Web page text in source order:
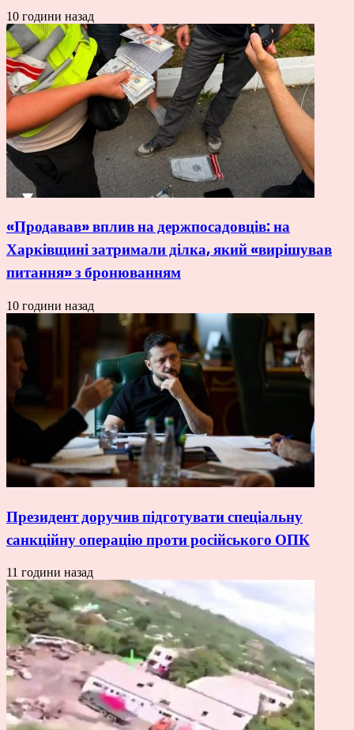
10 години назад
«Продавав» вплив на держпосадовців: на
Харківщині затримали ділка, який «вирішував
питання» з бронюванням
10 години назад
Президент доручив підготувати спеціальну
санкційну операцію проти російського ОПК
11 години назад